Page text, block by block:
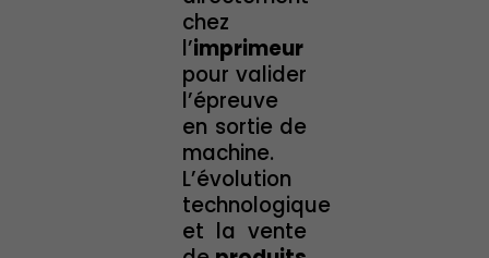
chez
l’imprimeur
pour valider
l’épreuve
en sortie de
machine.
L’évolution
technologique
et la vente